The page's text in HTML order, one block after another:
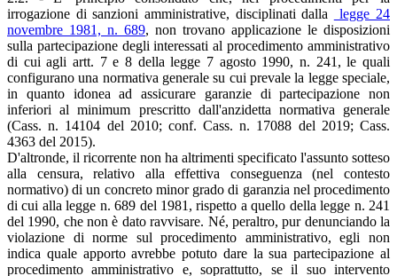
irrogazione di sanzioni amministrative, disciplinati dalla
legge 24
novembre 1981, n. 689, non trovano applicazione le disposizioni
sulla partecipazione degli interessati al procedimento amministrativo
di cui agli artt. 7 e 8 della legge 7 agosto 1990, n. 241, le quali
configurano una normativa generale su cui prevale la legge speciale,
in quanto idonea ad assicurare garanzie di partecipazione non
inferiori al minimum prescritto dall'anzidetta normativa generale
(Cass. n. 14104 del 2010; conf. Cass. n. 17088 del 2019; Cass.
4363 del 2015).
D'altronde, il ricorrente non ha altrimenti specificato l'assunto sotteso
alla censura, relativo alla effettiva conseguenza (nel contesto
normativo) di un concreto minor grado di garanzia nel procedimento
di cui alla legge n. 689 del 1981, rispetto a quello della legge n. 241
del 1990, che non è dato ravvisare. Né, peraltro, pur denunciando la
violazione di norme sul procedimento amministrativo, egli non
indica quale apporto avrebbe potuto dare la sua partecipazione al
procedimento amministrativo e, soprattutto, se il suo intervento